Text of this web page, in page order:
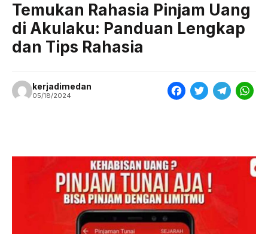
Temukan Rahasia Pinjam Uang
di Akulaku: Panduan Lengkap
dan Tips Rahasia
kerjadimedan
05/18/2024
F
b
o
o
T
e
r
T
W